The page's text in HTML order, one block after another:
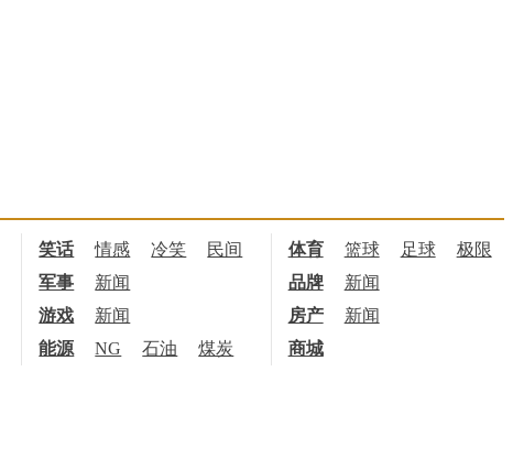
笑话 情感 冷笑 民间 体育 篮球 足球
极限
军事 新闻 品牌
新闻
游戏 新闻 房产
新闻
能源 NG 石油 煤炭 商城